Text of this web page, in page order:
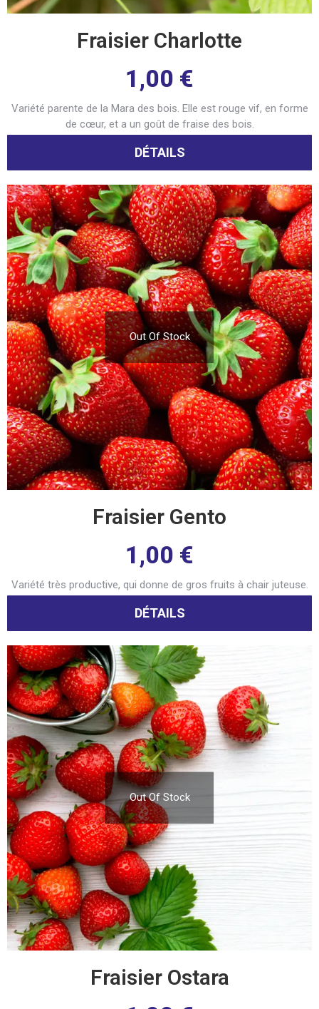
Fraisier Charlotte
1,00 €
Variété parente de la Mara des bois. Elle est rouge vif, en forme
de cœur, et a un goût de fraise des bois.
DÉTAILS
Out Of Stock
Fraisier Gento
1,00 €
Variété très productive, qui donne de gros fruits à chair juteuse.
DÉTAILS
Out Of Stock
Fraisier Ostara